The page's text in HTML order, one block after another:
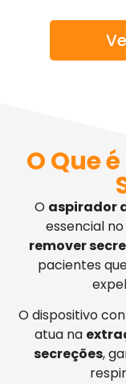
O Que
O aspirador
essencial
remover
pacientes
O dispositivo
atua na
secreções,